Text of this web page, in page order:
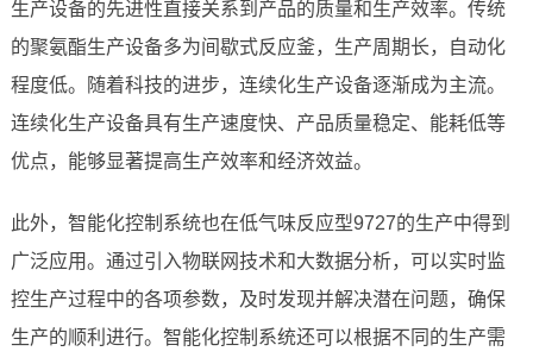
生产设备的先进性直接关系到产品的质量和生产效率。传统
的聚氨酯生产设备多为间歇式反应釜，生产周期长，自动化
程度低。随着科技的进步，连续化生产设备逐渐成为主流。
连续化生产设备具有生产速度快、产品质量稳定、能耗低等
优点，能够显著提高生产效率和经济效益。
此外，智能化控制系统也在低气味反应型9727的生产中得到
广泛应用。通过引入物联网技术和大数据分析，可以实时监
控生产过程中的各项参数，及时发现并解决潜在问题，确保
生产的顺利进行。智能化控制系统还可以根据不同的生产需